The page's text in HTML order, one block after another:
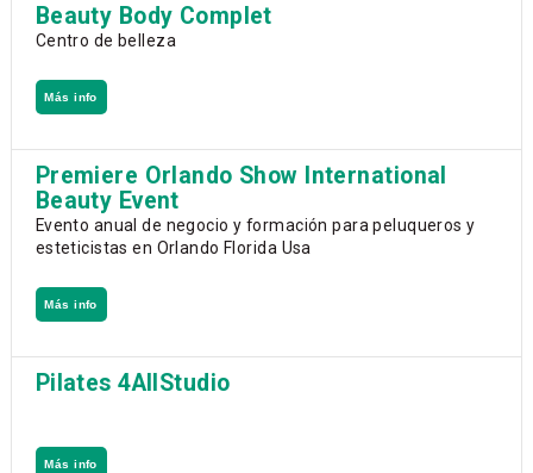
Beauty Body Complet
Centro de belleza
Más info
Premiere Orlando Show International
Beauty Event
Evento anual de negocio y formación para peluqueros y
esteticistas en Orlando Florida Usa
Más info
Pilates 4AllStudio
Más info